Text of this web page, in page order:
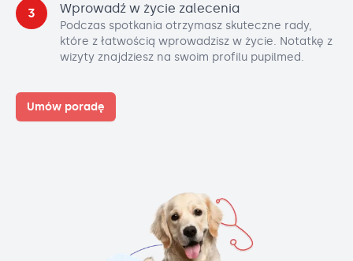
3 Wprowadź w życie zalecenia
Podczas spotkania otrzymasz skuteczne rady,
które z łatwością wprowadzisz w życie. Notatkę z
wizyty znajdziesz na swoim profilu pupilmed.
Umów poradę